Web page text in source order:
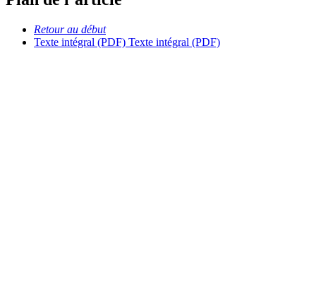
Retour au début
Texte intégral (PDF) Texte intégral (PDF)